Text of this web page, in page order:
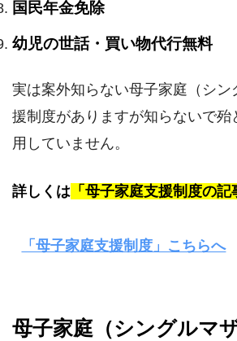
国民年金免除
幼児の世話・買い物代行無料
実は案外知らない母子家庭（シン
援制度がありますが知らないで殆
用していません。
詳しくは 「母子家庭支援制度の記
「母子家庭支援制度」こちらへ
母子家庭（シングルマ